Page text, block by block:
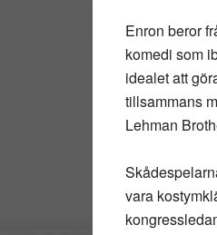
Enron beror
komedi som
idealet att
tillsammans
Lehman
vara